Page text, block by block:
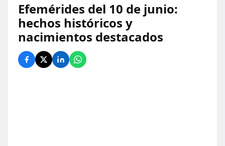
Efemérides del 10 de junio:
hechos históricos y
nacimientos destacados